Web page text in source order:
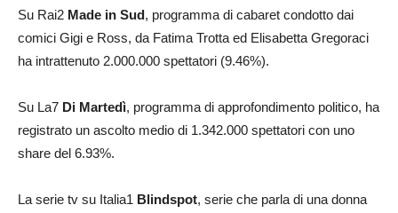
Su Rai2 Made in Sud, programma di cabaret condotto dai
comici Gigi e Ross, da Fatima Trotta ed Elisabetta Gregoraci
ha intrattenuto 2.000.000 spettatori (9.46%).
Su La7 Di Martedì, programma di approfondimento politico, ha
registrato un ascolto medio di 1.342.000 spettatori con uno
share del 6.93%.
La serie tv su Italia1 Blindspot, serie che parla di una donna